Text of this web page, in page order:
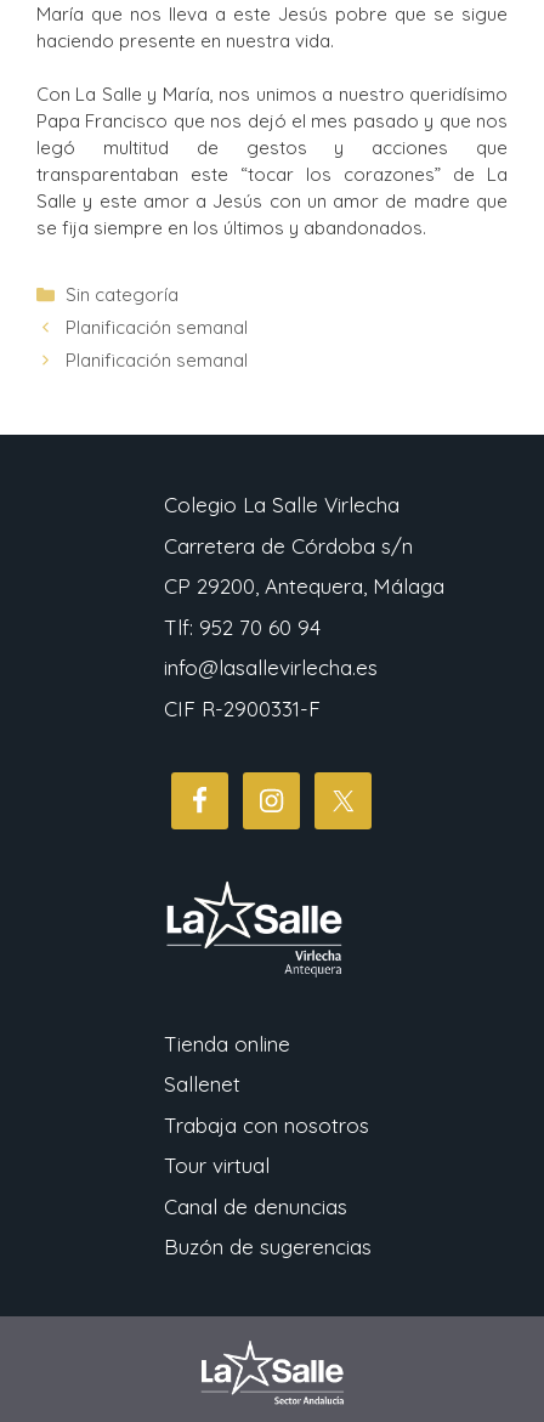
María que nos lleva a este Jesús pobre que se sigue
haciendo presente en nuestra vida.
Con La Salle y María, nos unimos a nuestro queridísimo
Papa Francisco que nos dejó el mes pasado y que nos
legó multitud de gestos y acciones que
transparentaban este “tocar los corazones” de La
Salle y este amor a Jesús con un amor de madre que
se fija siempre en los últimos y abandonados.
Sin categoría
Planificación semanal
Planificación semanal
Colegio La Salle Virlecha
Carretera de Córdoba s/n
CP 29200, Antequera, Málaga
Tlf: 952 70 60 94
info@lasallevirlecha.es
CIF R-2900331-F
Tienda online
Sallenet
Trabaja con nosotros
Tour virtual
Canal de denuncias
Buzón de sugerencias